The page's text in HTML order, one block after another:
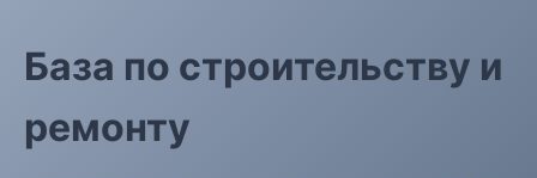
База по строительству и
ремонту